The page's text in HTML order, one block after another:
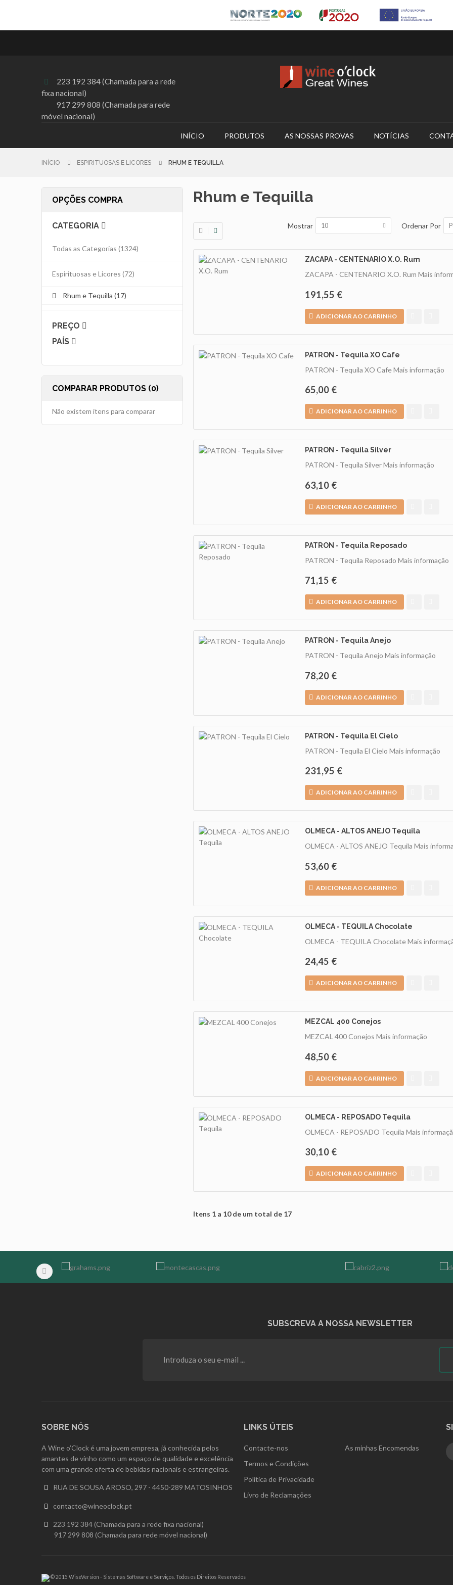

223 192 384 (Chamada para a rede
fixa nacional)
917 299 808 (Chamada para rede
móvel nacional)
INÍCIO PRODUTOS AS NOSSAS PROVAS NOTÍCIAS
INÍCIO ESPIRITUOSAS E LICORES RHUM E TEQUILLA
Rhum e Tequilla
Ordenar Por
Mostrar 10
ZACAPA - CENTENARIO X.O. Rum
ZACAPA - CENTENARIO X.O. Rum Mais
191,55 €
ADICIONAR AO CARRINHO
PATRON - Tequila XO Cafe
PATRON - Tequila XO CafeMais informação
65,00 €
ADICIONAR AO CARRINHO
PATRON - Tequila Silver
PATRON - Tequila SilverMais informação
63,10 €
ADICIONAR AO CARRINHO
PATRON - Tequila Reposado
PATRON - Tequila Reposado Mais informação
71,15 €
ADICIONAR AO CARRINHO
PATRON - Tequila Anejo
PATRON - Tequila Anejo Mais informação
78,20 €
ADICIONAR AO CARRINHO
PATRON - Tequila El Cielo
PATRON - Tequila El Cielo Mais informação
231,95 €
ADICIONAR AO CARRINHO
OLMECA - ALTOS ANEJO Tequila
OLMECA - ALTOS ANEJO Tequila Mais
53,60 €
ADICIONAR AO CARRINHO
OLMECA - TEQUILA Chocolate
OLMECA - TEQUILA ChocolateMais
24,45 €
ADICIONAR AO CARRINHO
MEZCAL 400 Conejos
MEZCAL 400 Conejos Mais informação
48,50 €
ADICIONAR AO CARRINHO
OLMECA - REPOSADO Tequila
OLMECA - REPOSADO Tequila Mais
30,10 €
ADICIONAR AO CARRINHO
Itens 1 a 10 de um total de 17
OPÇÕES COMPRA
CATEGORIA
Todas as Categorias (1324)
Espirituosas e Licores (72)
Rhum e Tequilla (17)
PREÇO
PAÍS
COMPARAR PRODUTOS (0)
Não existem itens para comparar
SUBSCREVA A NOSSA NEWSLETTER
SOBRE NÓS
A Wine o’Clock é uma jovem empresa, já conhecida pelos
amantes de vinho como um espaço de qualidade e excelência
com uma grande oferta de bebidas nacionais e estrangeiras.
 RUA DE SOUSA AROSO, 297 - 4450-289 MATOSINHOS
 contacto@wineoclock.pt

223 192 384 (Chamada para a rede fixa nacional)
917 299 808 (Chamada para rede móvel nacional)
LINKS ÚTEIS
Contacte-nos
Termos e Condições
Politica de Privacidade
Livro de Reclamações
As minhas Encomendas
© 2015 WiseVersion - Sistemas Software e Serviços. Todos os Direitos Reservados